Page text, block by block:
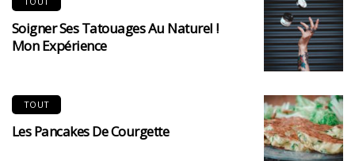
Soigner Ses Tatouages Au Naturel !
Mon Expérience
TOUT
Les Pancakes De Courgette